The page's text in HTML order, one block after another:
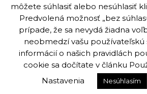
Copyright © Auto Gabriel, s.r.o. Košice 2019 -
stránke a fotografiám sú vyhradené viac info.
Vytvorilo:Ogilvy Košice
môžete súhlasiť alebo nesúhlasiť
Predvolená možnosť „bez
prípade, že sa nevydá žiadna
neobmedzí vašu používateľskú
informácií o našich pravidlách
cookie sa dočítate v článku
Nastavenia
Nesúhlasím